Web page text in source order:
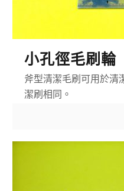
小孔徑毛刷輪
斧型清潔毛刷可用於清
潔刷相同。